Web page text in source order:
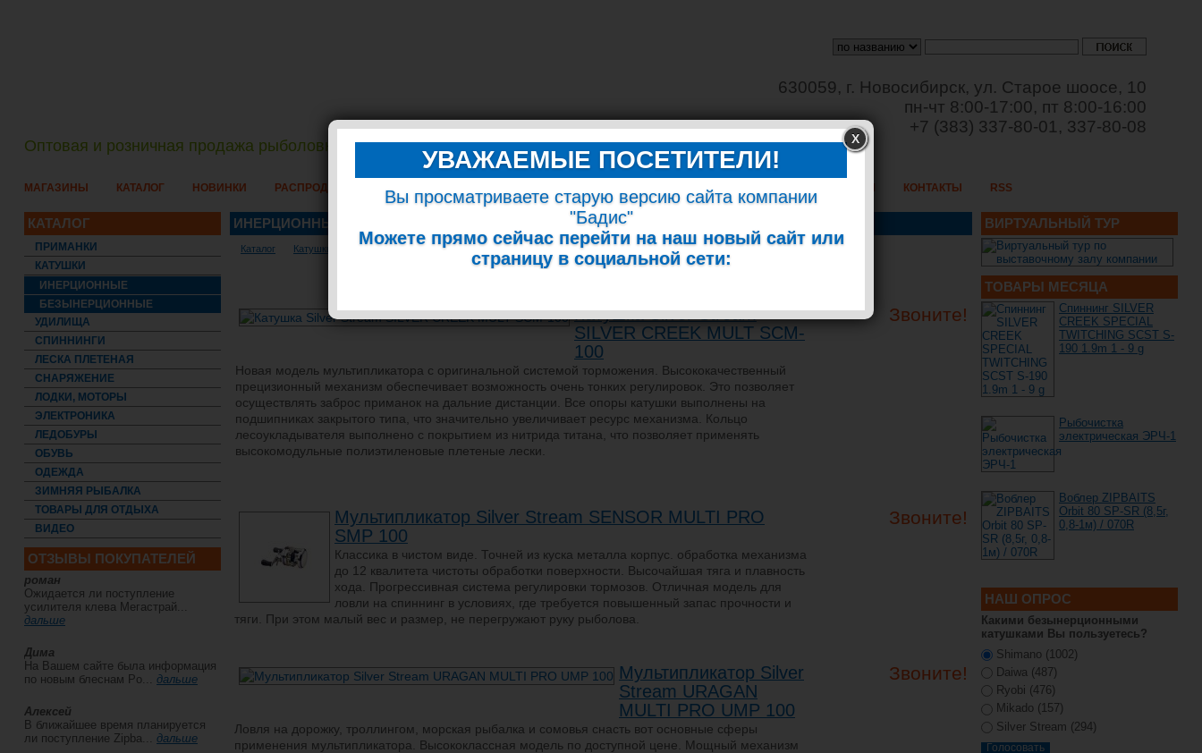
630059, г. Новосибирск, ул. Старое шоосе, 10
пн-чт 8:00-17:00, пт 8:00-16:00
+7 (383) 337-80-01, 337-80-08
Оптовая и розничная продажа рыболовных снастей и сопутствующего снаряжения
МАГАЗИНЫ КАТАЛОГ НОВИНКИ РАСПРОДАЖА КОНТАКТЫ RSS
КАТАЛОГ
ПРИМАНКИ
КАТУШКИ
ИНЕРЦИОННЫЕ
БЕЗЫНЕРЦИОННЫЕ
УДИЛИЩА
СПИННИНГИ
ЛЕСКА ПЛЕТЕНАЯ
СНАРЯЖЕНИЕ
ЛОДКИ, МОТОРЫ
ЭЛЕКТРОНИКА
ЛЕДОБУРЫ
ОБУВЬ
ОДЕЖДА
ЗИМНЯЯ РЫБАЛКА
ТОВАРЫ ДЛЯ ОТДЫХА
ВИДЕО
ОТЗЫВЫ ПОКУПАТЕЛЕЙ
роман
Ожидается ли поступление
усилителя клева Мегастрай...
дальше
Дима
На Вашем сайте была информация
по новым блеснам Po... дальше
Алексей
В ближайшее время планируется
ли поступление Zipba... дальше
ИНЕРЦИОННЫЕ. КАТУШКИ
Каталог Катушки Инерционные
товаров | Страниц: | Сортировать по
Катушка Silver Stream
SILVER CREEK MULT SCM-
100
Новая модель мультипликатора с оригинальной системой торможения. Высококачественный
прецизионный механизм обеспечивает возможность очень тонких регулировок. Это позволяет
осуществлять заброс приманок на дальние дистанции. Все опоры катушки выполнены на
подшипниках закрытого типа, что значительно увеличивает ресурс механизма. Кольцо
лесоукладывателя выполнено с покрытием из нитрида титана, что позволяет применять
высокомодульные полиэтиленовые плетеные лески.
Звоните!
Мультипликатор Silver Stream SENSOR MULTI PRO
SMP 100
Классика в чистом виде. Точней из куска металла корпус. обработка механизма
до 12 квалитета чистоты обработки поверхности. Высочайшая тяга и плавность
хода. Прогрессивная система регулировки тормозов. Отличная модель для
ловли на спиннинг в условиях, где требуется повышенный запас прочности и
тяги. При этом малый вес и размер, не перегружают руку рыболова.
Звоните!
Мультипликатор Silver
Stream URAGAN
MULTI PRO UMP 100
Ловля на дорожку, троллингом, морская рыбалка и сомовья снасть вот основные сферы
применения мультипликатора. Высококлассная модель по доступной цене. Мощный механизм
Звоните!
ВИРТУАЛЬНЫЙ ТУР
ТОВАРЫ МЕСЯЦА
Спиннинг SILVER
СREEK SPECIAL
TWITCHING SCST S-
190 1.9m 1 - 9 g
Рыбочистка
электрическая ЭРЧ-1
Воблер ZIPBAITS
Orbit 80 SP-SR (8,5г,
0,8-1м) / 070R
НАШ ОПРОС
Какими безынерционными
катушками Вы пользуетесь?
Shimano (1002)
Daiwa (487)
Ryobi (476)
Mikado (157)
Silver Stream (294)
УВАЖАЕМЫЕ ПОСЕТИТЕЛИ!
Вы просматриваете старую версию сайта компании
"Бадис"
Можете прямо сейчас перейти на наш новый сайт или
страницу в социальной сети:
X